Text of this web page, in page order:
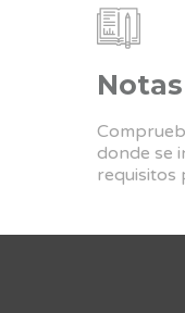
Notas
donde se
requisitos